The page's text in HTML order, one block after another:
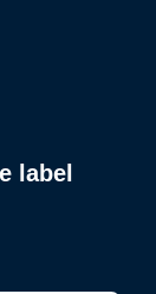
label